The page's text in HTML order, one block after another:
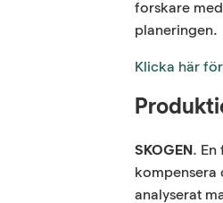
forskare
planeringen.
Klicka här
SKOGEN. En
kompensera
analyserat